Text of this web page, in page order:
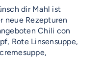
dir Mahl ist
neue Rezepturen
Chili con
Rote Linsensuppe,